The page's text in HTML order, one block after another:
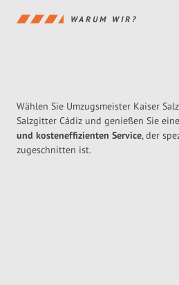
WARUM WIR?
Wählen Sie Umzugsmeister Kaiser
Salzgitter Cádiz und genießen Sie
und kosteneffizienten Service, der
zugeschnitten ist.